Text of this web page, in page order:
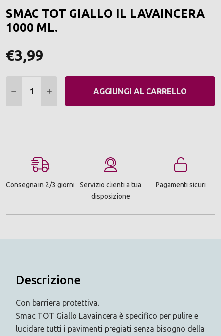
DEI
SMAC TOT GIALLO IL LAVAINCERA
1000 ML.
€3,99
DIMINUIRE QUANTITÀ:
AUMENTARE QUANTITÀ:
AGGIUNGI AL CARRELLO
Consegna in 2/3 giorni
Servizio clienti a tua
disposizione
Pagamenti sicuri
Descrizione
Con barriera protettiva.
Smac TOT Giallo Lavaincera è specifico per pulire e
lucidare tutti i pavimenti pregiati senza bisogno della